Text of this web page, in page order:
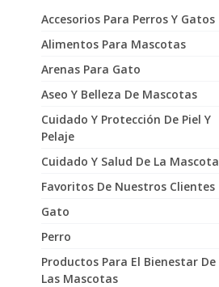
Accesorios Para Perros Y Gatos
Alimentos Para Mascotas
Arenas Para Gato
Aseo Y Belleza De Mascotas
Cuidado Y Protección De Piel Y
Pelaje
Cuidado Y Salud De La Mascota
Favoritos De Nuestros Clientes
Gato
Perro
Productos Para El Bienestar De
Las Mascotas